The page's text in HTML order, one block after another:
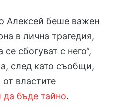
Алексей беше важен
в лична трагедия,
сбогуват с него“,
след като съобщи,
властите
да бъде тайно.